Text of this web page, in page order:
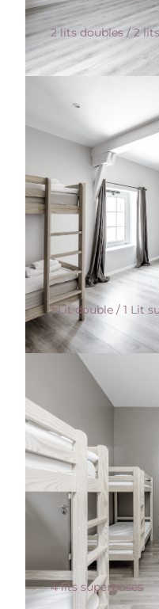
2 lits doubles / 2
1 Lit double / 1 Lit
4 lits superposés